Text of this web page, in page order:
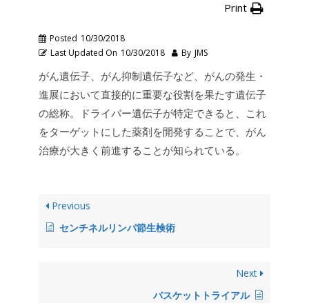
Print
Posted 10/30/2018
Last Updated On 10/30/2018 By JMS
がん遺伝子、がん抑制遺伝子など、がんの発生・
進展において直接的に重要な役割を果たす遺伝子
の総称。ドライバー遺伝子が特定できると、これ
をターゲットにした薬剤を開発することで、がん
治療が大きく前進することが知られている。
Previous
センチネルリンパ節生検術
Next
バスケットトライアル